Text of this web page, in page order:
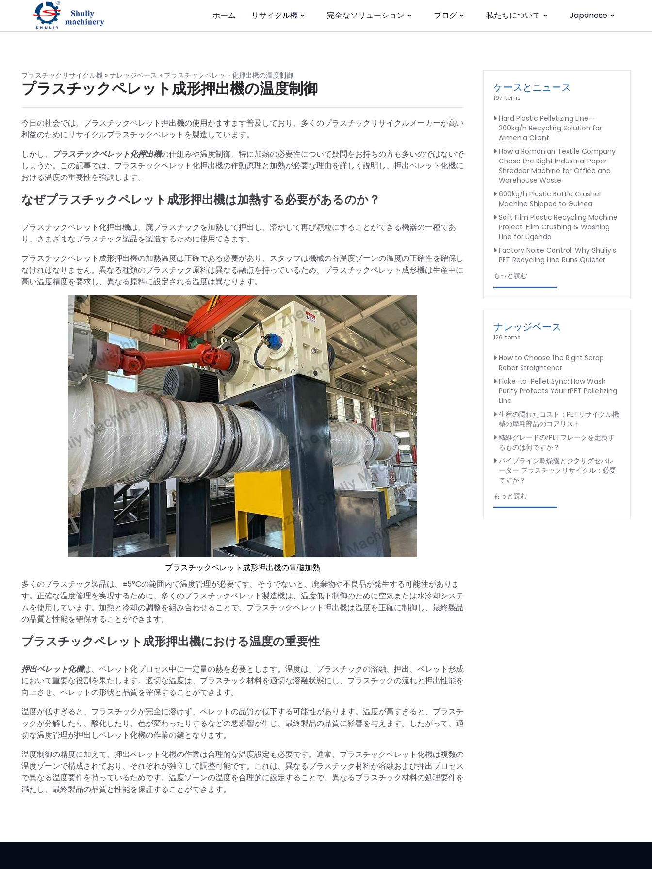
ホーム リサイクル機 完全なソリューション ブログ 私たちについて Japanese
プラスチックリサイクル機 » ナレッジベース » プラスチックペレット化押出機の温度制御
プラスチックペレット成形押出機の温度制御
今日の社会では、プラスチックペレット押出機の使用がますます普及しており、多くのプラスチックリサイクルメーカーが高い
利益のためにリサイクルプラスチックペレットを製造しています。
しかし、
プラスチックペレット化押出機の仕組みや温度制御、特に加熱の必要性について疑問をお持ちの方も多いのではないで
しょうか。この記事では、プラスチックペレット化押出機の作動原理と加熱が必要な理由を詳しく説明し、押出ペレット化機に
おける温度の重要性を強調します。
なぜプラスチックペレット成形押出機は加熱する必要があるのか？
プラスチックペレット化押出機は、廃プラスチックを加熱して押出し、溶かして再び顆粒にすることができる機器の一種であ
り、さまざまなプラスチック製品を製造するために使用できます。
プラスチックペレット成形押出機の加熱温度は正確である必要があり、スタッフは機械の各温度ゾーンの温度の正確性を確保し
なければなりません。異なる種類のプラスチック原料は異なる融点を持っているため、プラスチックペレット成形機は生産中に
高い温度精度を要求し、異なる原料に設定される温度は異なります。
プラスチックペレット成形押出機の電磁加熱
多くのプラスチック製品は、±5°Cの範囲内で温度管理が必要です。そうでないと、廃棄物や不良品が発生する可能性がありま
す。正確な温度管理を実現するために、多くのプラスチックペレット製造機は、温度低下制御のために空気または水冷却システ
ムを使用しています。加熱と冷却の調整を組み合わせることで、プラスチックペレット押出機は温度を正確に制御し、最終製品
の品質と性能を確保することができます。
プラスチックペレット成形押出機における温度の重要性
押出ペレット化機は、ペレット化プロセス中に一定量の熱を必要とします。温度は、プラスチックの溶融、押出、ペレット形成
において重要な役割を果たします。適切な温度は、プラスチック材料を適切な溶融状態にし、プラスチックの流れと押出性能を
向上させ、ペレットの形状と品質を確保することができます。
温度が低すぎると、プラスチックが完全に溶けず、ペレットの品質が低下する可能性があります。温度が高すぎると、プラスチ
ックが分解したり、酸化したり、色が変わったりするなどの悪影響が生じ、最終製品の品質に影響を与えます。したがって、適
切な温度管理が押出しペレット化機の作業の鍵となります。
温度制御の精度に加えて、押出ペレット化機の作業は合理的な温度設定も必要です。通常、プラスチックペレット化機は複数の
温度ゾーンで構成されており、それぞれが独立して調整可能です。これは、異なるプラスチック材料が溶融および押出プロセス
で異なる温度要件を持っているためです。温度ゾーンの温度を合理的に設定することで、異なるプラスチック材料の処理要件を
満たし、最終製品の品質と性能を保証することができます。
ケースとニュース
197 Items
Hard Plastic Pelletizing Line —
200kg/h Recycling Solution for
Armenia Client
How a Romanian Textile Company
Chose the Right Industrial Paper
Shredder Machine for Office and
Warehouse Waste
600kg/h Plastic Bottle Crusher
Machine Shipped to Guinea
Soft Film Plastic Recycling Machine
Project: Film Crushing & Washing
Line for Uganda
Factory Noise Control: Why Shuliy’s
PET Recycling Line Runs Quieter
もっと読む
ナレッジベース
126 Items
How to Choose the Right Scrap
Rebar Straightener
Flake-to-Pellet Sync: How Wash
Purity Protects Your rPET Pelletizing
Line
生産の隠れたコスト：PETリサイクル機
械の摩耗部品のコアリスト
繊維グレードのrPETフレークを定義す
るものは何ですか？
パイプライン乾燥機とジグザグセパレ
ーター プラスチックリサイクル：必要
ですか？
もっと読む